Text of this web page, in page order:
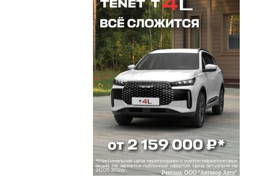
9 апреля 2023 в 19:39:
КВ как всегда красавцы. Отлично читается и
очень познавательно
Омич беспросветный 9 апреля 2023 в 19:05:
Представить читателя, "...рублем голосующего за
за качественную журналистику..." не
представляется возможным на данный момент.
Лет 25-30 назад — да, были такие, сейчас таких
нет. Как, впрочем, нет и тиража, за который было
бы не стыдно «качественным журналистам». Как,
впрочем, нет и — будем же честными —
качественной журналистики в сравнении с